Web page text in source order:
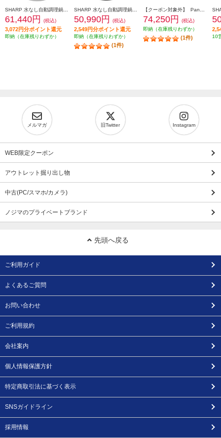
SHARP 水なし自動調理鍋 ヘルシオ ホットクック proシリーズ 2.4Lタイプ KN-HW24H-W
61,440円 (税込)
3,072円分ポイント還元
即納（在庫残りわずか）
SHARP 水なし自動調理鍋 ヘルシオ ホットクック proシリーズ 1.6Lタイプ KN-HW16H-B
50,990円 (税込)
2,549円分ポイント還元
即納（在庫残りわずか）
(1件)
【クーポン対象外】 Panasonic 自動調理鍋 オートクッカー Bistro（ビストロ）【調理容量2.4L/炊飯容量最大5合/圧力/ブラック】 NF-AC1000-K
74,250円
(税込)
即納（在庫残りわずか）
(1件) 10
メルマガ 旧Twitter Instagram
WEB限定クーポン
アウトレット掘り出し物
中古(PC/スマホ/カメラ)
ノジマのプライベートブランド
先頭へ戻る
ご利用ガイド
よくあるご質問
お問い合わせ
ご利用規約
会社案内
個人情報保護方針
特定商取引法に基づく表示
SNSガイドライン
採用情報